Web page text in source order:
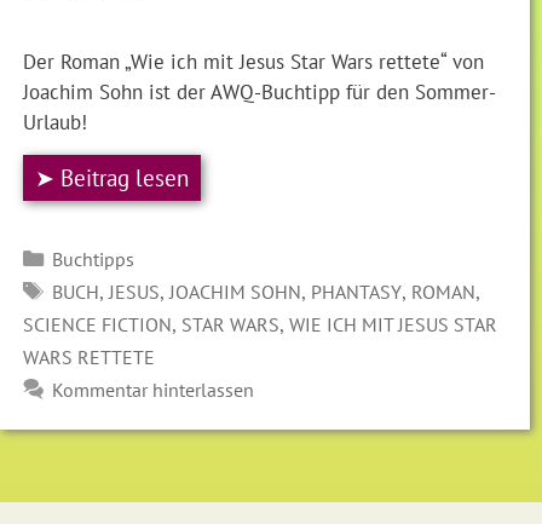
Der Roman „Wie ich mit Jesus Star Wars rettete“ von
Joachim Sohn ist der AWQ-Buchtipp für den Sommer-
Urlaub!
➤ Beitrag lesen
Kategorien
Buchtipps
SCHLAGWÖRTER
BUCH,JESUS,JOACHIM SOHN, PHANTASY, ROMAN,
SCIENCE FICTION, STAR WARS,WIE ICH MIT JESUS STAR
WARS RETTETE
Kommentar hinterlassen